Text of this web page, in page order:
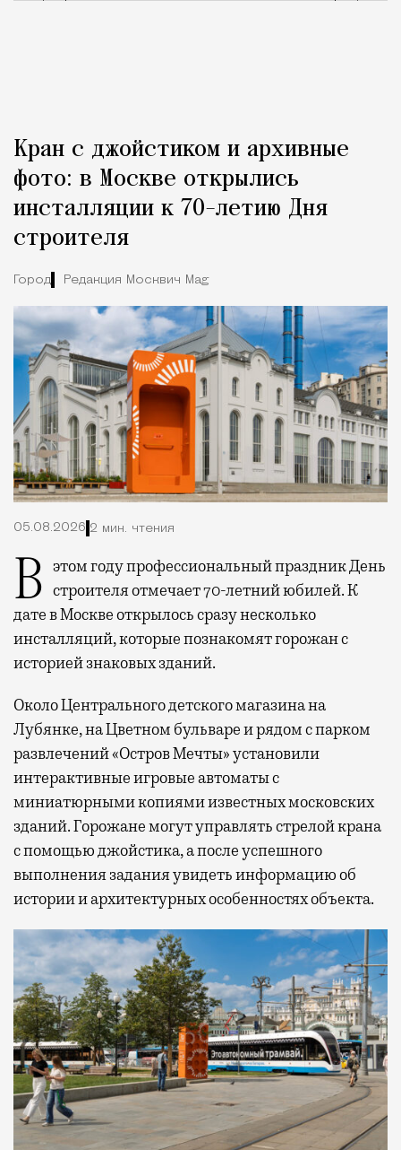
Кран с джойстиком и архивные
фото: в Москве открылись
инсталляции к 70-летию Дня
строителя
Город Редакция Москвич Mag
05.08.2026 2 мин. чтения
В этом году профессиональный праздник День строителя отмечает 70-летний юбилей. К
дате в Москве открылось сразу несколько
инсталляций, которые познакомят горожан с
историей знаковых зданий.
Около Центрального детского магазина на
Лубянке, на Цветном бульваре и рядом с парком
развлечений «Остров Мечты» установили
интерактивные игровые автоматы с
миниатюрными копиями известных московских
зданий. Горожане могут управлять стрелой крана
с помощью джойстика, а после успешного
выполнения задания увидеть информацию об
истории и архитектурных особенностях объекта.